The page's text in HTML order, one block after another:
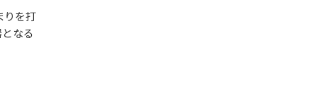
りを打
なる